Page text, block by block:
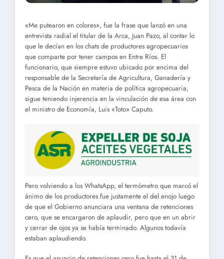
«Me putearon en colores», fue la frase que lanzó en una
entrevista radial el titular de la Arca, Juan Pazo, al contar lo
que le decían en los chats de productores agropecuarios
que comparte por tener campos en Entre Ríos. El
funcionario, que siempre estuvo ubicado por encima del
responsable de la Secretaría de Agricultura, Ganadería y
Pesca de la Nación en materia de política agropecuaria,
sigue teniendo injerencia en la vinculación de esa área con
el ministro de Economía, Luis «Toto» Caputo.
Pero volviendo a los WhatsApp, el termómetro que marcó el
ánimo de los productores fue justamente el del enojo luego
de que el Gobierno anunciara una ventana de retenciones
cero, que se encargaron de aplaudir, pero que en un abrir
y cerrar de ojos ya se había terminado. Algunos todavía
estaban aplaudiendo.